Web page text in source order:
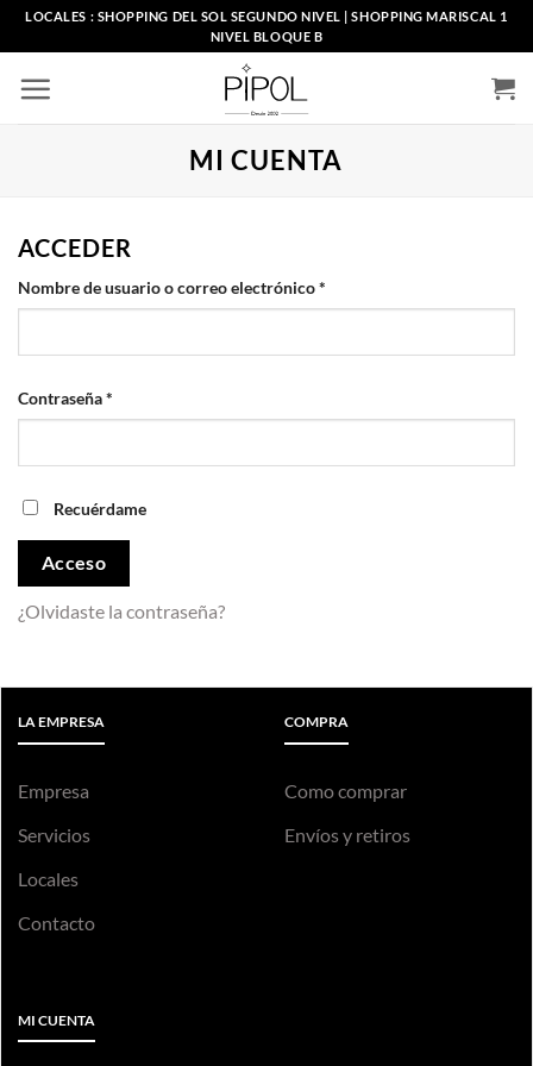
Saltar
contenido
LOCALES : SHOPPING DEL SOL SEGUNDO NIVEL | SHOPPING MARISCAL 1
NIVEL BLOQUE B
MI CUENTA
ACCEDER
Nombre de usuario o correo electrónico*
Contraseña*
Recuérdame
Acceso
¿Olvidaste la contraseña?
LA EMPRESA
Empresa
Servicios
Locales
Contacto
COMPRA
Como comprar
Envíos y retiros
MI CUENTA